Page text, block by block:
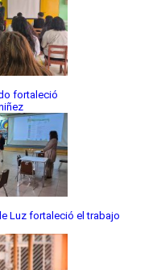
fortaleció
Luz fortaleció el trabajo